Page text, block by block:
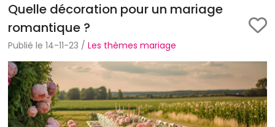
Quelle décoration pour un mariage
romantique ?
Publié le 14-11-23 /Les thèmes mariage